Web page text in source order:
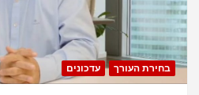
בחירת העורך עדכונים